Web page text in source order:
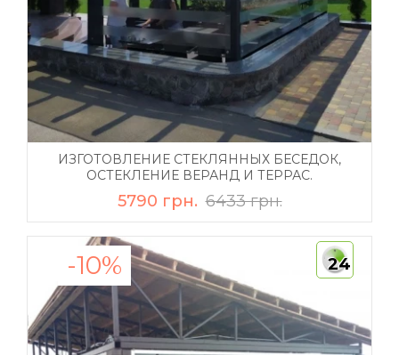
ИЗГОТОВЛЕНИЕ СТЕКЛЯННЫХ БЕСЕДОК,
ОСТЕКЛЕНИЕ ВЕРАНД И ТЕРРАС.
5790 грн. 6433 грн.
-10% 24